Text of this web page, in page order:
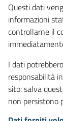
Questi dati
informazioni
controllarne il
I dati
responsabilità
sito: salva
non persistono